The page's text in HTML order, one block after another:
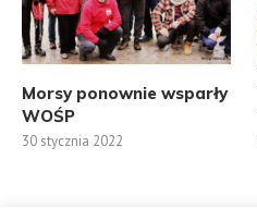
Morsy ponownie wsparły
WOŚP
30 stycznia 2022